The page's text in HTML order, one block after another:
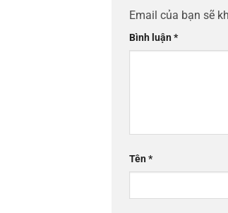
Email của bạn sẽ
Bình luận*
Tên*